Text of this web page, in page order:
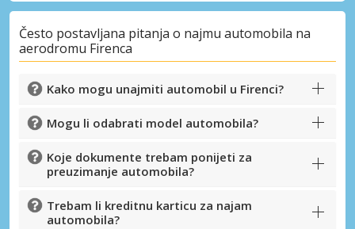
Često postavljana pitanja o najmu automobila na
aerodromu Firenca
Kako mogu unajmiti automobil u Firenci?
Mogu li odabrati model automobila?
Koje dokumente trebam ponijeti za
preuzimanje automobila?
Trebam li kreditnu karticu za najam
automobila?